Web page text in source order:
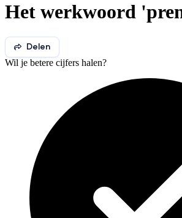
Het werkwoord
Delen
Wil je betere cijfers halen?